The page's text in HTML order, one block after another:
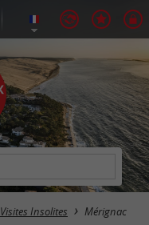
Visites Insolites Mérignac